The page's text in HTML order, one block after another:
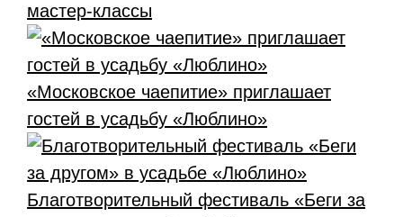
мастер-классы
«Московское чаепитие» приглашает
гостей в усадьбу «Люблино»
Благотворительный фестиваль «Беги за